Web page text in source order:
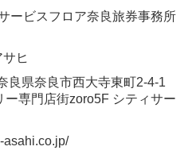
ービスフロア奈良旅券事務所
ヒ
良県奈良市西大寺東町2-4-1
ー専門店街zoro5F シティサー
asahi.co.jp/